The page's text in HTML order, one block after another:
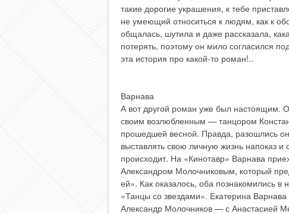
такие дорогие украшения, к тебе
не умеющий относиться к людям, как к
общалась, шутила и даже рассказала,
потерять, поэтому он мило согласился
эта история про какой-то роман!..
Варнава
А вот другой роман уже был настоящим.
своим возлюбленным — танцором
прошедшей весной. Правда, разошлись
выставлять свою личную жизнь напоказ
происходит. На «Кинотавр» Варнава
Александром Молочниковым, который
ей». Как оказалось, оба познакомились в
«Танцы со звездами». Екатерина
Александр Молочников — с Анастасией